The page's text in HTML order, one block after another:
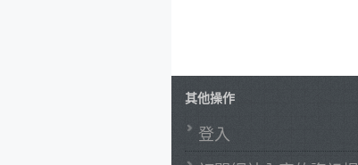
其他操作
登入